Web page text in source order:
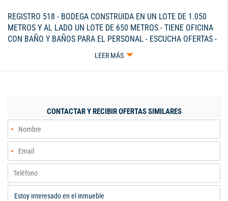
REGISTRO 518 - BODEGA CONSTRUIDA EN UN LOTE DE 1.050
METROS Y AL LADO UN LOTE DE 650 METROS - TIENE OFICINA
CON BAÑO Y BAÑOS PARA EL PERSONAL - ESCUCHA OFERTAS -
LEER MÁS
CONTACTAR Y RECIBIR OFERTAS SIMILARES